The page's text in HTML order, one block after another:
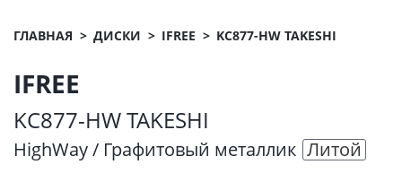
ГЛАВНАЯ ДИСКИ IFREE KC877-HW TAKESHI
IFREE
KC877-HW TAKESHI
HighWay / Графитовый металлик Литой